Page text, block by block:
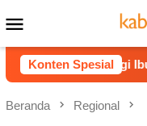
ke
kontenMobile
Konten Spesial
Ibu Hamil dan
Beranda Regional